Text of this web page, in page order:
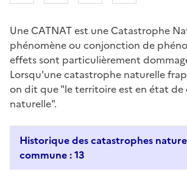
Une CATNAT est une Catastrophe
phénomène ou conjonction de
effets sont particulièrement
Lorsqu'une catastrophe naturelle
on dit que "le territoire est en état
naturelle".
Historique des catastrophes
commune : 13